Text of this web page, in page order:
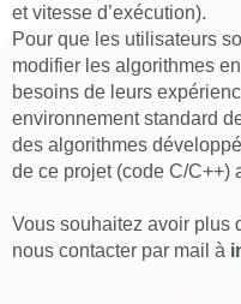
et vitesse d’exécution).
Pour que les utilisateurs
modifier les algorithmes
besoins de leurs
environnement standard
des algorithmes
de ce projet (code C/C++)
Vous souhaitez avoir plus
nous contacter par mail à